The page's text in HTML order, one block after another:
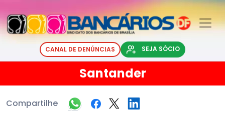
CANAL DE DENÚNCIAS SEJA SÓCIO
Santander
Compartilhe